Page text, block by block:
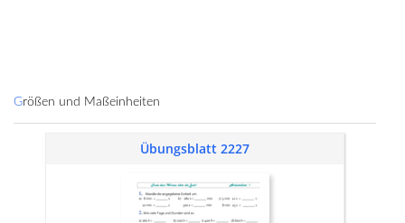
Größen und Maßeinheiten
Übungsblatt 2227